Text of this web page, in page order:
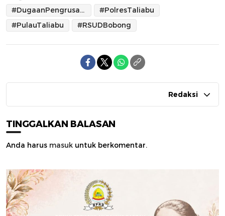
#DugaanPengrusakan
#PolresTaliabu
#PulauTaliabu
#RSUDBobong
Redaksi
TINGGALKAN BALASAN
Anda harus masuk untuk berkomentar.